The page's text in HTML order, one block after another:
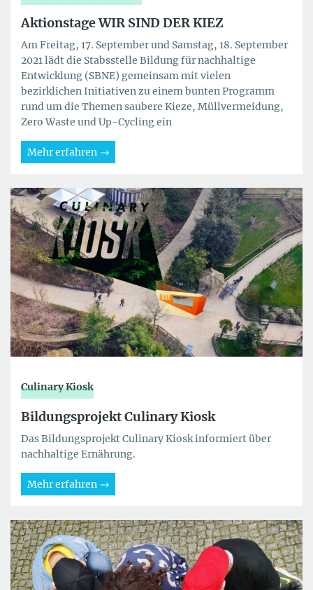
Aktionstage WIR SIND DER KIEZ
Am Freitag, 17. September und Samstag, 18. September
2021 lädt die Stabsstelle Bildung für nachhaltige
Entwicklung (SBNE) gemeinsam mit vielen
bezirklichen Initiativen zu einem bunten Programm
rund um die Themen saubere Kieze, Müllvermeidung,
Zero Waste und Up-Cycling ein
Mehr erfahren
Culinary Kiosk
Bildungsprojekt Culinary Kiosk
Das Bildungsprojekt Culinary Kiosk informiert über
nachhaltige Ernährung.
Mehr erfahren